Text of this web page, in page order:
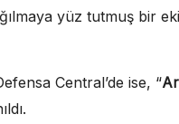
yüz tutmuş bir
Central’de ise, “